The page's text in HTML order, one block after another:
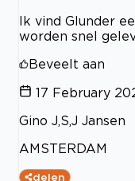
Ik vind Glunder
worden snel
Beveelt aan
17 February
Gino J,S,J Jansen
AMSTERDAM
delen